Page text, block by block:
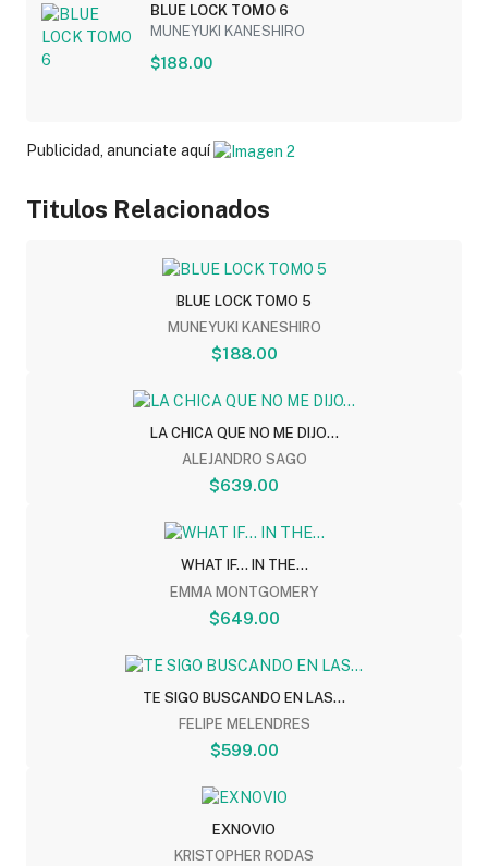
BLUE LOCK TOMO 6
MUNEYUKI KANESHIRO
$188.00
Publicidad, anunciate aquí
Titulos Relacionados
BLUE LOCK TOMO 5
MUNEYUKI KANESHIRO
$188.00
LA CHICA QUE NO ME DIJO...
ALEJANDRO SAGO
$639.00
WHAT IF... IN THE...
EMMA MONTGOMERY
$649.00
TE SIGO BUSCANDO EN LAS...
FELIPE MELENDRES
$599.00
EXNOVIO
KRISTOPHER RODAS